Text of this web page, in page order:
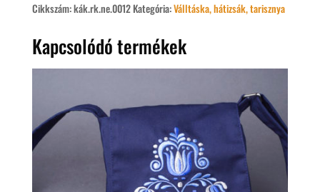
Cikkszám:kák.rk.ne.0012 Kategória:Válltáska, hátizsák, tarisznya
Kapcsolódó termékek